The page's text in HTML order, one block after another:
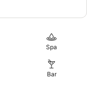
Spa
Bar